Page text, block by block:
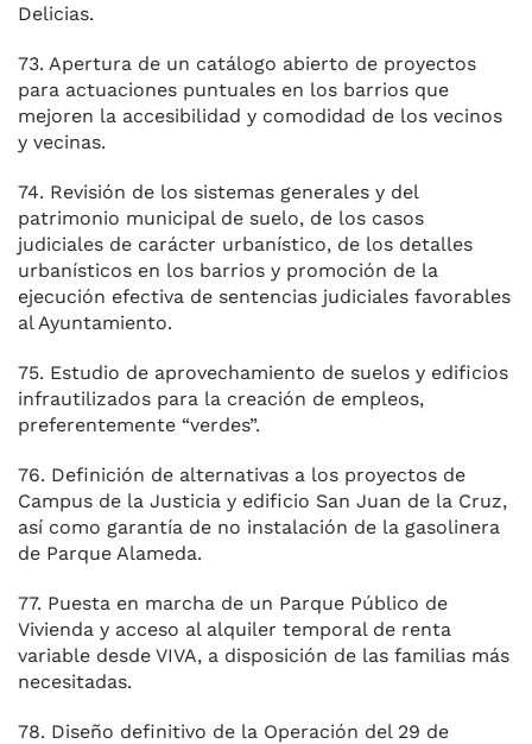
Delicias.
73. Apertura de un catálogo abierto de proyectos
para actuaciones puntuales en los barrios que
mejoren la accesibilidad y comodidad de los vecinos
y vecinas.
74. Revisión de los sistemas generales y del
patrimonio municipal de suelo, de los casos
judiciales de carácter urbanístico, de los detalles
urbanísticos en los barrios y promoción de la
ejecución efectiva de sentencias judiciales favorables
al Ayuntamiento.
75. Estudio de aprovechamiento de suelos y edificios
infrautilizados para la creación de empleos,
preferentemente “verdes”.
76. Definición de alternativas a los proyectos de
Campus de la Justicia y edificio San Juan de la Cruz,
así como garantía de no instalación de la gasolinera
de Parque Alameda.
77. Puesta en marcha de un Parque Público de
Vivienda y acceso al alquiler temporal de renta
variable desde VIVA, a disposición de las familias más
necesitadas.
78. Diseño definitivo de la Operación del 29 de